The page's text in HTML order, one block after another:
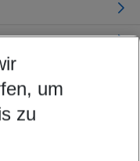
best
um
zu